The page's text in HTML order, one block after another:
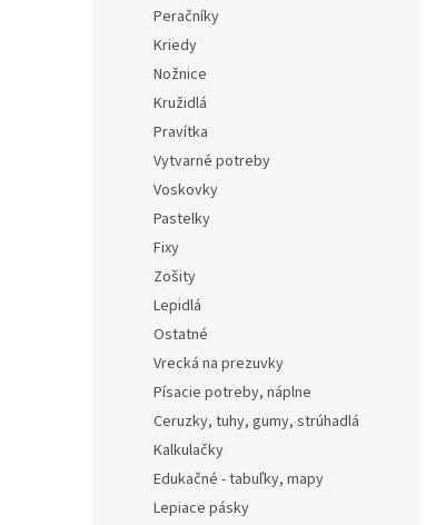
Peračníky
Kriedy
Nožnice
Kružidlá
Pravítka
Vytvarné potreby
Voskovky
Pastelky
Fixy
Zošity
Lepidlá
Ostatné
Vrecká na prezuvky
Písacie potreby, náplne
Ceruzky, tuhy, gumy, strúhadlá
Kalkulačky
Edukačné - tabuľky, mapy
Lepiace pásky